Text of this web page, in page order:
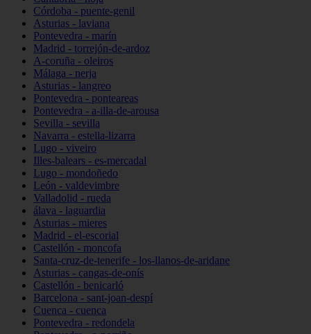
Córdoba - puente-genil
Asturias - laviana
Pontevedra - marín
Madrid - torrejón-de-ardoz
A-coruña - oleiros
Málaga - nerja
Asturias - langreo
Pontevedra - ponteareas
Pontevedra - a-illa-de-arousa
Sevilla - sevilla
Navarra - estella-lizarra
Lugo - viveiro
Illes-balears - es-mercadal
Lugo - mondoñedo
León - valdevimbre
Valladolid - rueda
álava - laguardia
Asturias - mieres
Madrid - el-escorial
Castellón - moncofa
Santa-cruz-de-tenerife - los-llanos-de-aridane
Asturias - cangas-de-onís
Castellón - benicarló
Barcelona - sant-joan-despí
Cuenca - cuenca
Pontevedra - redondela